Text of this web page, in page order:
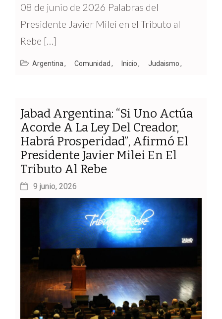
08 de junio de 2026 Palabras del
Presidente Javier Milei en el Tributo al
Rebe […]
Argentina Comunidad Inicio Judaismo
Jabad Argentina: “Si Uno Actúa
Acorde A La Ley Del Creador,
Habrá Prosperidad”, Afirmó El
Presidente Javier Milei En El
Tributo Al Rebe
9 junio, 2026